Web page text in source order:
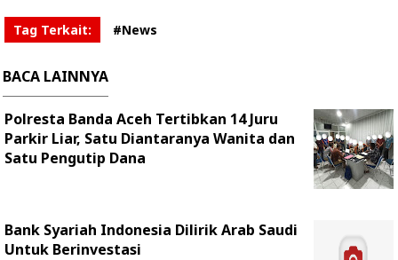
Tag Terkait: #News
BACA LAINNYA
Polresta Banda Aceh Tertibkan 14 Juru
Parkir Liar, Satu Diantaranya Wanita dan
Satu Pengutip Dana
Bank Syariah Indonesia Dilirik Arab Saudi
Untuk Berinvestasi